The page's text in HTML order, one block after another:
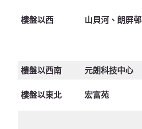
樓盤以西 山貝河、朗屏邨
樓盤以西南
元朗科技中心
樓盤以東北 宏富苑